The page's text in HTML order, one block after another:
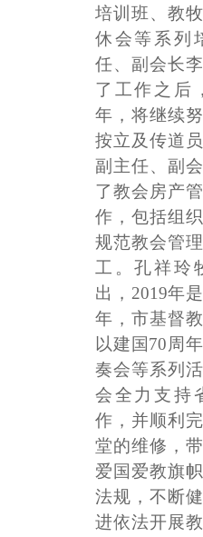
培训班、教
休会等系列
任、副会长
了工作之后
年，将继续
按立及传道
副主任、副
了教会房产
作，包括组
规范教会管
工。孔祥玲
出，2019年
年，市基督
以建国70周
奏会等系列
会全力支持
作，并顺利
堂的维修，
爱国爱教旗
法规，不断
进依法开展